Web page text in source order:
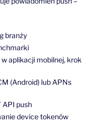
branży
aplikacji mobilnej, krok
(Android) lub APNs
API push
device tokenów